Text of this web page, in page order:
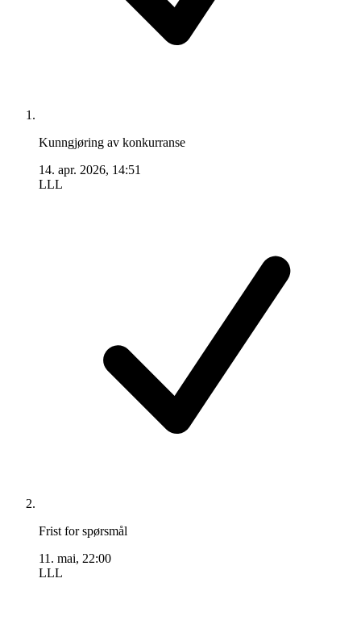
Kunngjøring av konkurranse
14. apr. 2026, 14:51
LLL
Frist for spørsmål
11. mai, 22:00
LLL